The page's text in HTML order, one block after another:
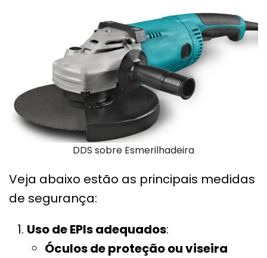
DDS sobre Esmerilhadeira
Veja abaixo estão as principais medidas
de segurança:
Uso de EPIs adequados:
Óculos de proteção ou viseira